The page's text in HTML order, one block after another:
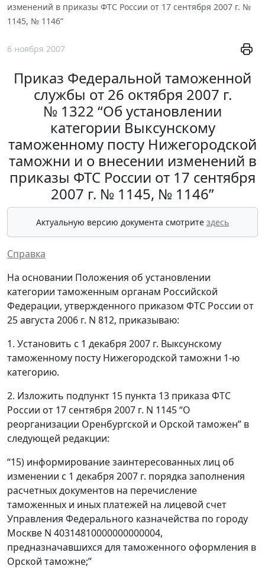
изменений в приказы ФТС России от 17 сентября 2007 г. №
1145, № 1146”
6 ноября 2007
Приказ Федеральной таможенной
службы от 26 октября 2007 г.
№ 1322 “Об установлении
категории Выксунскому
таможенному посту Нижегородской
таможни и о внесении изменений в
приказы ФТС России от 17 сентября
2007 г. № 1145, № 1146”
Актуальную версию документа смотрите здесь
Справка
На основании Положения об установлении
категории таможенным органам Российской
Федерации, утвержденного приказом ФТС России от
25 августа 2006 г. N 812, приказываю:
1. Установить с 1 декабря 2007 г. Выксунскому
таможенному посту Нижегородской таможни 1-ю
категорию.
2. Изложить подпункт 15 пункта 13 приказа ФТС
России от 17 сентября 2007 г. N 1145 “О
реорганизации Оренбургской и Орской таможен” в
следующей редакции:
“15) информирование заинтересованных лиц об
изменении с 1 декабря 2007 г. порядка заполнения
расчетных документов на перечисление
таможенных и иных платежей на лицевой счет
Управления Федерального казначейства по городу
Москве N 40314810000000000004,
предназначавшихся для таможенного оформления в
Орской таможне;”